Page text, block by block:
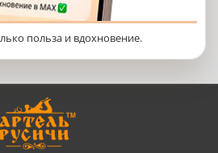
польза и вдохновение.